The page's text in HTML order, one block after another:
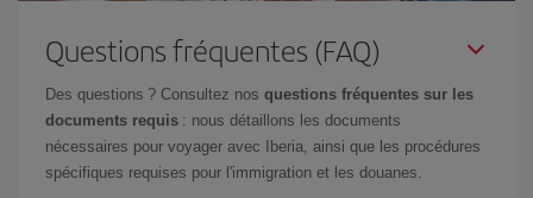
Questions fréquentes (FAQ)
Des questions ? Consultez nos questions fréquentes sur les
documents requis : nous détaillons les documents
nécessaires pour voyager avec Iberia, ainsi que les procédures
spécifiques requises pour l'immigration et les douanes.